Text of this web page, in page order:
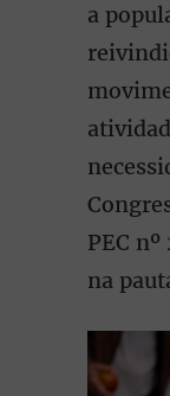
a
PEC
na